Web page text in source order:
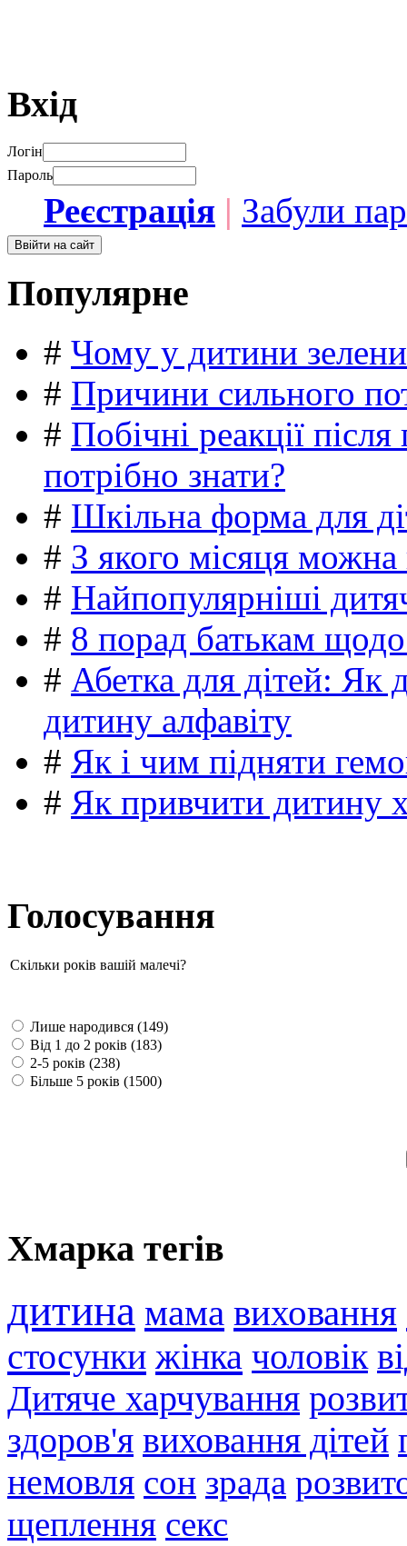
Вхід
Логін
Пароль
Реєстрація | Забули
Популярне
# Чому у дитини
# Причини сильного
# Побічні реакції
потрібно знати?
# Шкільна форма для
# З якого місяця можна
# Найпопулярніші
# 8 порад батькам
# Абетка для дітей: Як
дитину алфавіту
# Як і чим підняти
# Як привчити дитину
Голосування
Скільки років вашій малечі?
Лише народився (149)
Від 1 до 2 років (183)
2-5 років (238)
Більше 5 років (1500)
Хмарка тегів
дитина мама виховання
стосунки жінка чоловік
Дитяче харчування
здоров'я виховання дітей
немовля сон зрада
щеплення секс